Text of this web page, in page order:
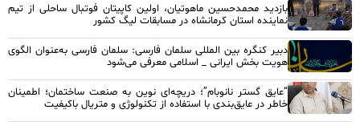
بازدید محمدحسین ماهوتیان، اولین کاپیتان فوتبال ساحلی از تیم
نماینده استان کرمانشاه در مسابقات لیگ کشور
دبیر کنگره بین المللی سلمان فارسی: سلمان فارسی به‌عنوان الگوی
هویت بخش ایرانی _ اسلامی معرفی می‌شود
“عایق گستر نانوبام”؛ دریچه‌ای نوین به صنعت ساختمان؛ اطمینان
خاطر در عایق‌بندی با استفاده از تکنولوژی و متریال باکیفیت